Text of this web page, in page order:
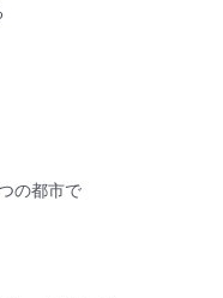
の都市で